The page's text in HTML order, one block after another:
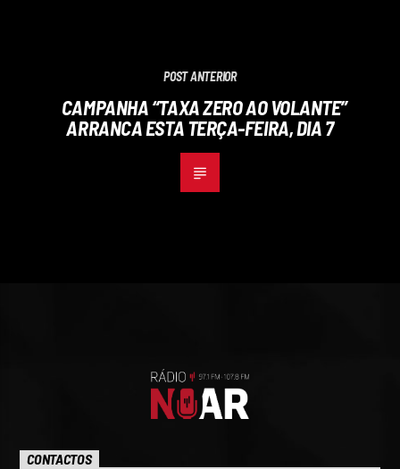
POST ANTERIOR
CAMPANHA “TAXA ZERO AO VOLANTE”
ARRANCA ESTA TERÇA-FEIRA, DIA 7
CONTACTOS